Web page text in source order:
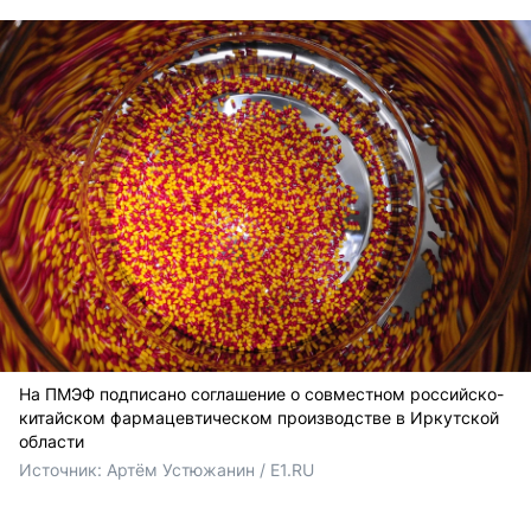
На ПМЭФ подписано соглашение о совместном российско-
китайском фармацевтическом производстве в Иркутской
области
Источник: Артём Устюжанин / E1.RU